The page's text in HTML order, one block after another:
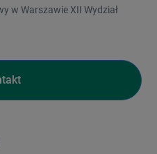
w Warszawie XII Wydział